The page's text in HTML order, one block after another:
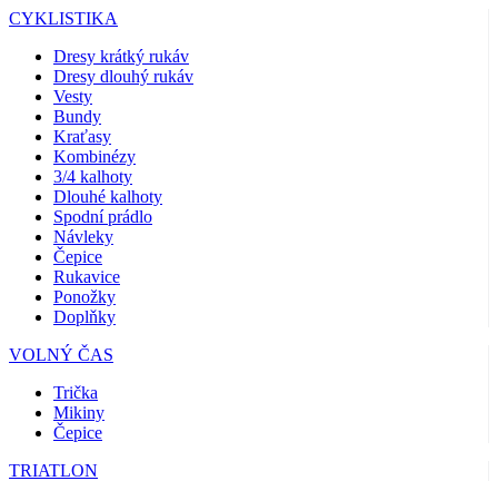
CYKLISTIKA
Dresy krátký rukáv
Dresy dlouhý rukáv
Vesty
Bundy
Kraťasy
Kombinézy
3/4 kalhoty
Dlouhé kalhoty
Spodní prádlo
Návleky
Čepice
Rukavice
Ponožky
Doplňky
VOLNÝ ČAS
Trička
Mikiny
Čepice
TRIATLON